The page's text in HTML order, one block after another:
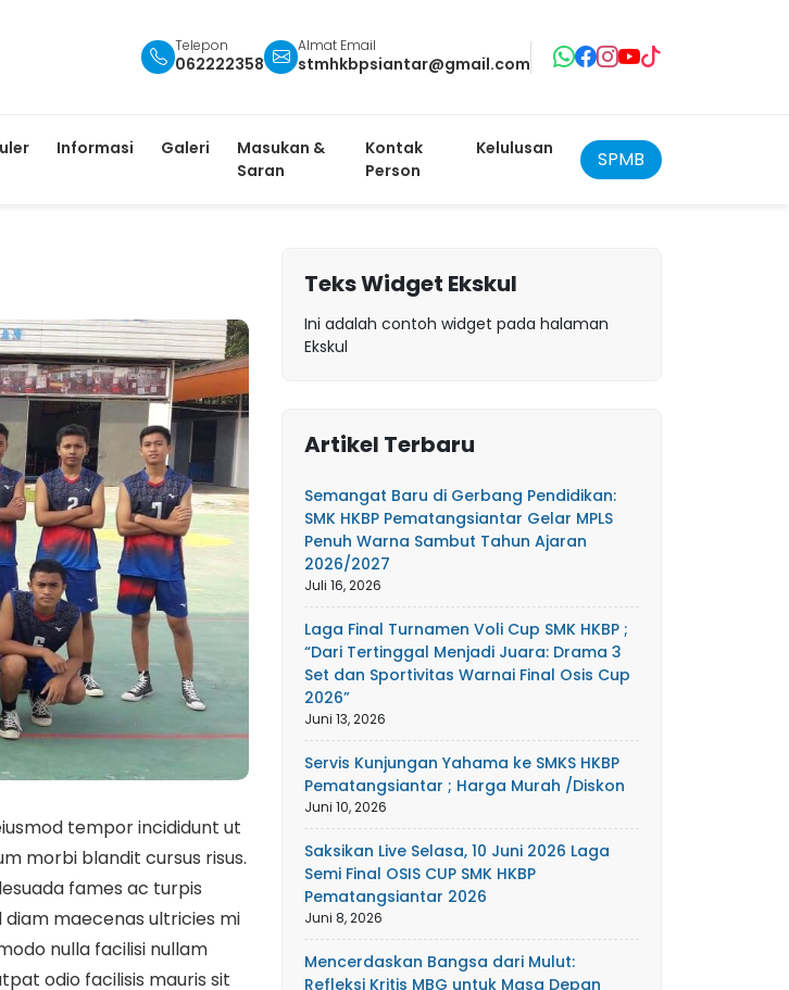
Telepon
062222358
Almat Email
stmhkbpsiantar@gmail.com
Informasi Galeri
Masukan &
Saran
Kontak
Person
Kelulusan SPMB
tempor incididunt ut
morbi blandit cursus risus.
fames ac turpis
diam maecenas ultricies mi
nulla facilisi nullam
odio facilisis mauris sit
Teks Widget Ekskul
Ini adalah contoh widget pada halaman
Ekskul
Artikel Terbaru
Semangat Baru di Gerbang Pendidikan:
SMK HKBP Pematangsiantar Gelar MPLS
Penuh Warna Sambut Tahun Ajaran
2026/2027
Juli 16, 2026
Laga Final Turnamen Voli Cup SMK HKBP ;
“Dari Tertinggal Menjadi Juara: Drama 3
Set dan Sportivitas Warnai Final Osis Cup
2026”
Juni 13, 2026
Servis Kunjungan Yahama ke SMKS HKBP
Pematangsiantar ; Harga Murah /Diskon
Juni 10, 2026
Saksikan Live Selasa, 10 Juni 2026 Laga
Semi Final OSIS CUP SMK HKBP
Pematangsiantar 2026
Juni 8, 2026
Mencerdaskan Bangsa dari Mulut:
Refleksi Kritis MBG untuk Masa Depan